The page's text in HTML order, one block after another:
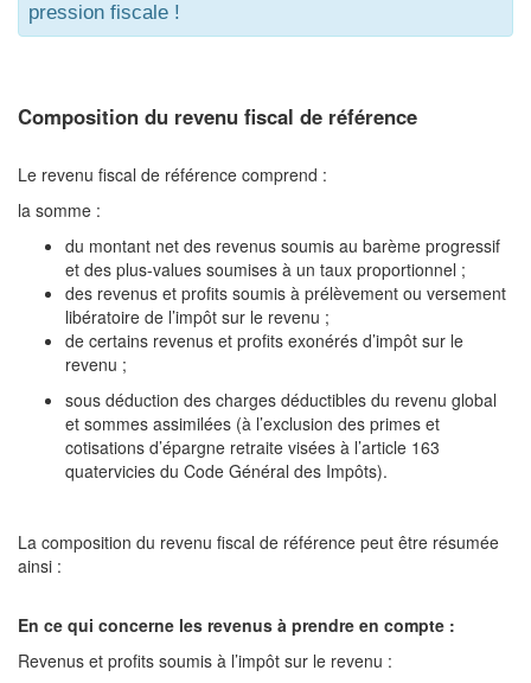
pression fiscale !
Composition du revenu fiscal de référence
Le revenu fiscal de référence comprend :
la somme :
du montant net des revenus soumis au barème progressif
et des plus-values soumises à un taux proportionnel ;
des revenus et profits soumis à prélèvement ou versement
libératoire de l’impôt sur le revenu ;
de certains revenus et profits exonérés d’impôt sur le
revenu ;
sous déduction des charges déductibles du revenu global
et sommes assimilées (à l’exclusion des primes et
cotisations d’épargne retraite visées à l’article 163
quatervicies du Code Général des Impôts).
La composition du revenu fiscal de référence peut être résumée
ainsi :
En ce qui concerne les revenus à prendre en compte :
Revenus et profits soumis à l’impôt sur le revenu :